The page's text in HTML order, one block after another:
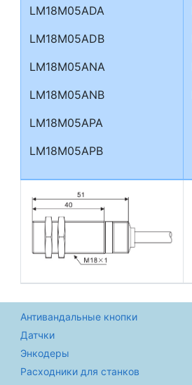
LM18M05ADA
LM18M05ADB
LM18M05ANA
LM18M05ANB
LM18M05APA
LM18M05APB
Антивандальные кнопки
Датчки
Энкодеры
Расходники для станков